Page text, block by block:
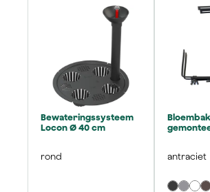
Bewateringssysteem
Locon Ø 40 cm
rond antraciet